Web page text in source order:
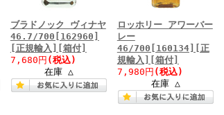
ブラドノック ヴィナヤ
46.7/700[162960]
[正規輸入][箱付]
7,680円 (税込)
在庫 △
ロッホリー アワーバー
レー
46/700[160134][正
規輸入][箱付]
7,980円 (税込)
在庫 △